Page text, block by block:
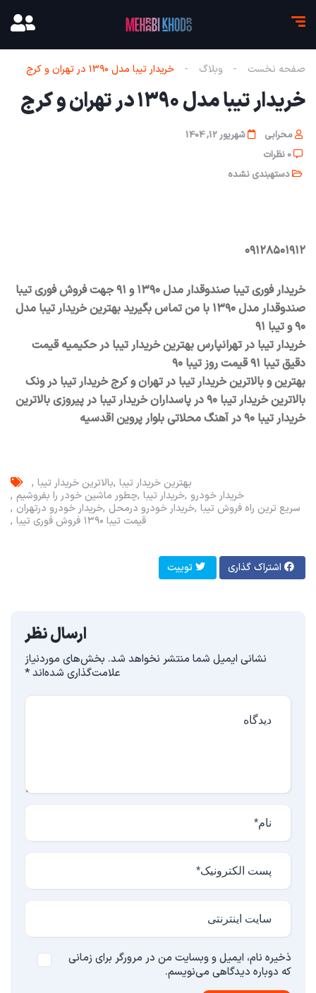
صفحه نخست وبلاگ خریدار تیبا مدل ۱۳۹۰ در تهران و کرج
خریدار تیبا مدل ۱۳۹۰ در تهران و کرج
محرابی
شهریور 12, 1404
0 نظرات
دستهبندی نشده
۰۹۱۲۸۵۰۱۹۱۲
خریدار فوری تیبا صندوقدار مدل ۱۳۹۰ و ۹۱ جهت فروش فوری تیبا
صندوقدار مدل ۱۳۹۰ با من تماس بگیرید بهترین خریدار تیبا مدل
۹۰ و تیبا ۹۱
خریدار تیبا در تهرانپارس بهترین خریدار تیبا در حکیمیه قیمت
دقیق تیبا ۹۱ قیمت روز تیبا ۹۰
بهترین و بالاترین خریدار تیبا در تهران و کرج خریدار تیبا در ونک
بالاترین خریدار تیبا ۹۰ در پاسداران خریدار تیبا در پیروزی بالاترین
خریدار تیبا ۹۰ در آهنگ محلاتی بلوار پروین اقدسیه
بالاترین خریدار تیبا بهترین خریدار تیبا
چطور ماشین خودر را بفروشیم خریدار تیبا خریدار خودرو
خریدار خودرو در‌تهران خریدار خودرو در‌محل سریع ترین راه فروش تیبا
فروش فوری تیبا
قیمت تیبا ۱۳۹۰
اشتراک گذاری توییت
ارسال نظر
نشانی ایمیل شما منتشر نخواهد شد. بخش‌های موردنیاز
علامت‌گذاری شده‌اند*
ذخیره نام، ایمیل و وبسایت من در مرورگر برای زمانی
که دوباره دیدگاهی می‌نویسم.